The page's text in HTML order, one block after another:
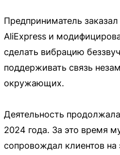
Предприниматель
AliExpress и
сделать вибрацию
поддерживать связь
окружающих.
Деятельность
2024 года. За это время
сопровождал клиентов